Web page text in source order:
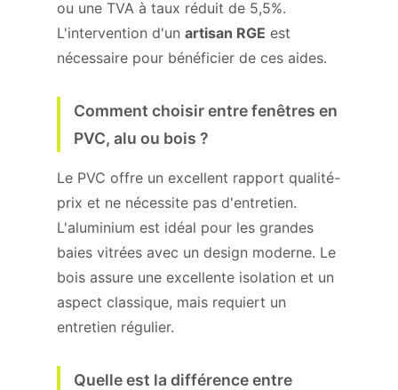
ou une TVA à taux réduit de 5,5%.
L'intervention d'un artisan RGE est
nécessaire pour bénéficier de ces aides.
Comment choisir entre fenêtres en
PVC, alu ou bois ?
Le PVC offre un excellent rapport qualité-
prix et ne nécessite pas d'entretien.
L'aluminium est idéal pour les grandes
baies vitrées avec un design moderne. Le
bois assure une excellente isolation et un
aspect classique, mais requiert un
entretien régulier.
Quelle est la différence entre